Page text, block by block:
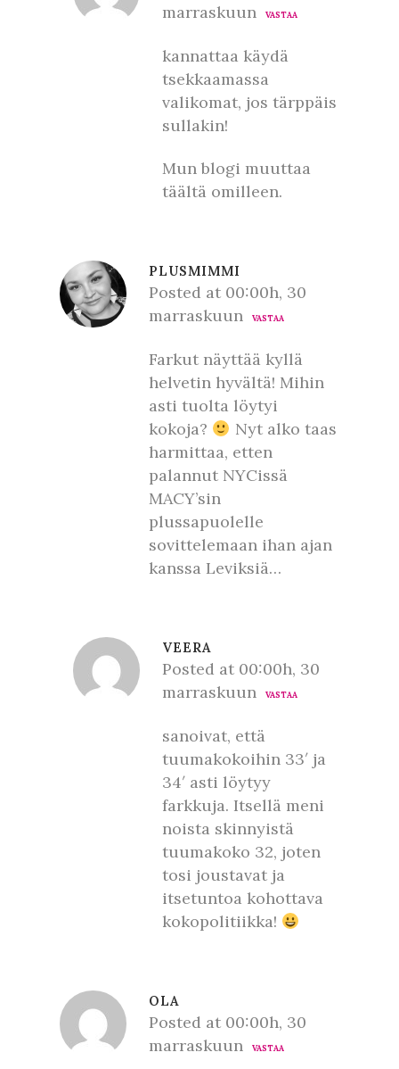
marraskuun
VASTAA
kannattaa käydä
tsekkaamassa
valikomat, jos tärppäis
sullakin!
Mun blogi muuttaa
täältä omilleen.
PLUSMIMMI
Posted at 00:00h, 30
marraskuun
VASTAA
Farkut näyttää kyllä
helvetin hyvältä! Mihin
asti tuolta löytyi
kokoja?
Nyt alko taas
harmittaa, etten
palannut NYCissä
MACY’sin
plussapuolelle
sovittelemaan ihan ajan
kanssa Leviksiä…
VEERA
Posted at 00:00h, 30
marraskuun
VASTAA
sanoivat, että
tuumakokoihin 33′ ja
34′ asti löytyy
farkkuja. Itsellä meni
noista skinnyistä
tuumakoko 32, joten
tosi joustavat ja
itsetuntoa kohottava
kokopolitiikka!
OLA
Posted at 00:00h, 30
marraskuun
VASTAA